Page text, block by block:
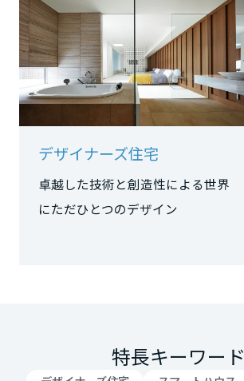
デザイナーズ住宅
卓越した技術と創造性による世界
にただひとつのデザイン
特長キーワード
和歌山県
中国・四国エリア
鳥取県
岡山県